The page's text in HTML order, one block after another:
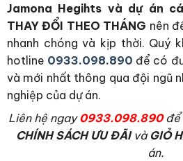
Jamona Hegihts và dự án
THAY ĐỔI THEO THÁNG nên
nhanh chóng và kịp thời. Quý
hotline 0933.098.890 để có
và mới nhất thông qua đội ngũ
nghiệp của dự án.
Liên hệ ngay 0933.098.890 để
CHÍNH SÁCH ƯU ĐÃIvàGIỎ
án.